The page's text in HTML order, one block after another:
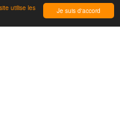
Je suis d'accord
utilise les